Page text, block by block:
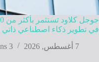
في تطوير ذكاء اصطناعي ذاتي
7 أغسطس, 2026
3 mins